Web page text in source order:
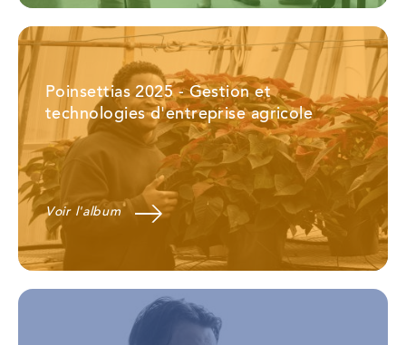
Poinsettias 2025 - Gestion et
technologies d'entreprise agricole
Voir l'album